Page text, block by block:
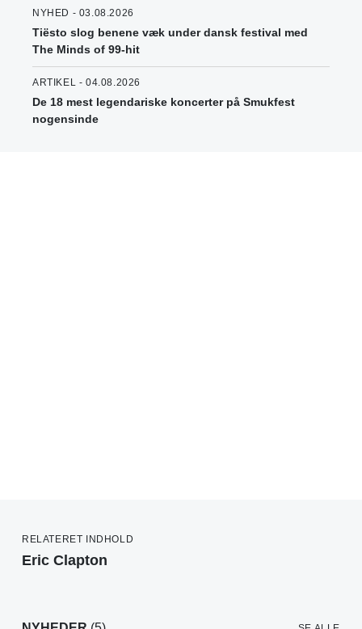
NYHED - 03.08.2026
Tiësto slog benene væk under dansk festival med
The Minds of 99-hit
ARTIKEL - 04.08.2026
De 18 mest legendariske koncerter på Smukfest
nogensinde
RELATERET INDHOLD
Eric Clapton